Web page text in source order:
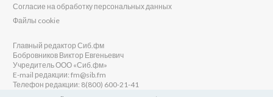
Согласие на обработку персональных данных
Файлы cookie
Главный редактор Сиб.фм
Бобровников Виктор Евгеньевич
Учредитель ООО «Сиб.фм»
E-mail редакции: fm@sib.fm
Телефон редакции: 8(800) 600-21-41